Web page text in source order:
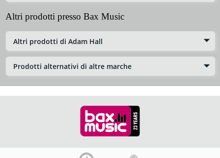
Altri prodotti presso Bax Music
Altri prodotti di Adam Hall
Prodotti alternativi di altre marche